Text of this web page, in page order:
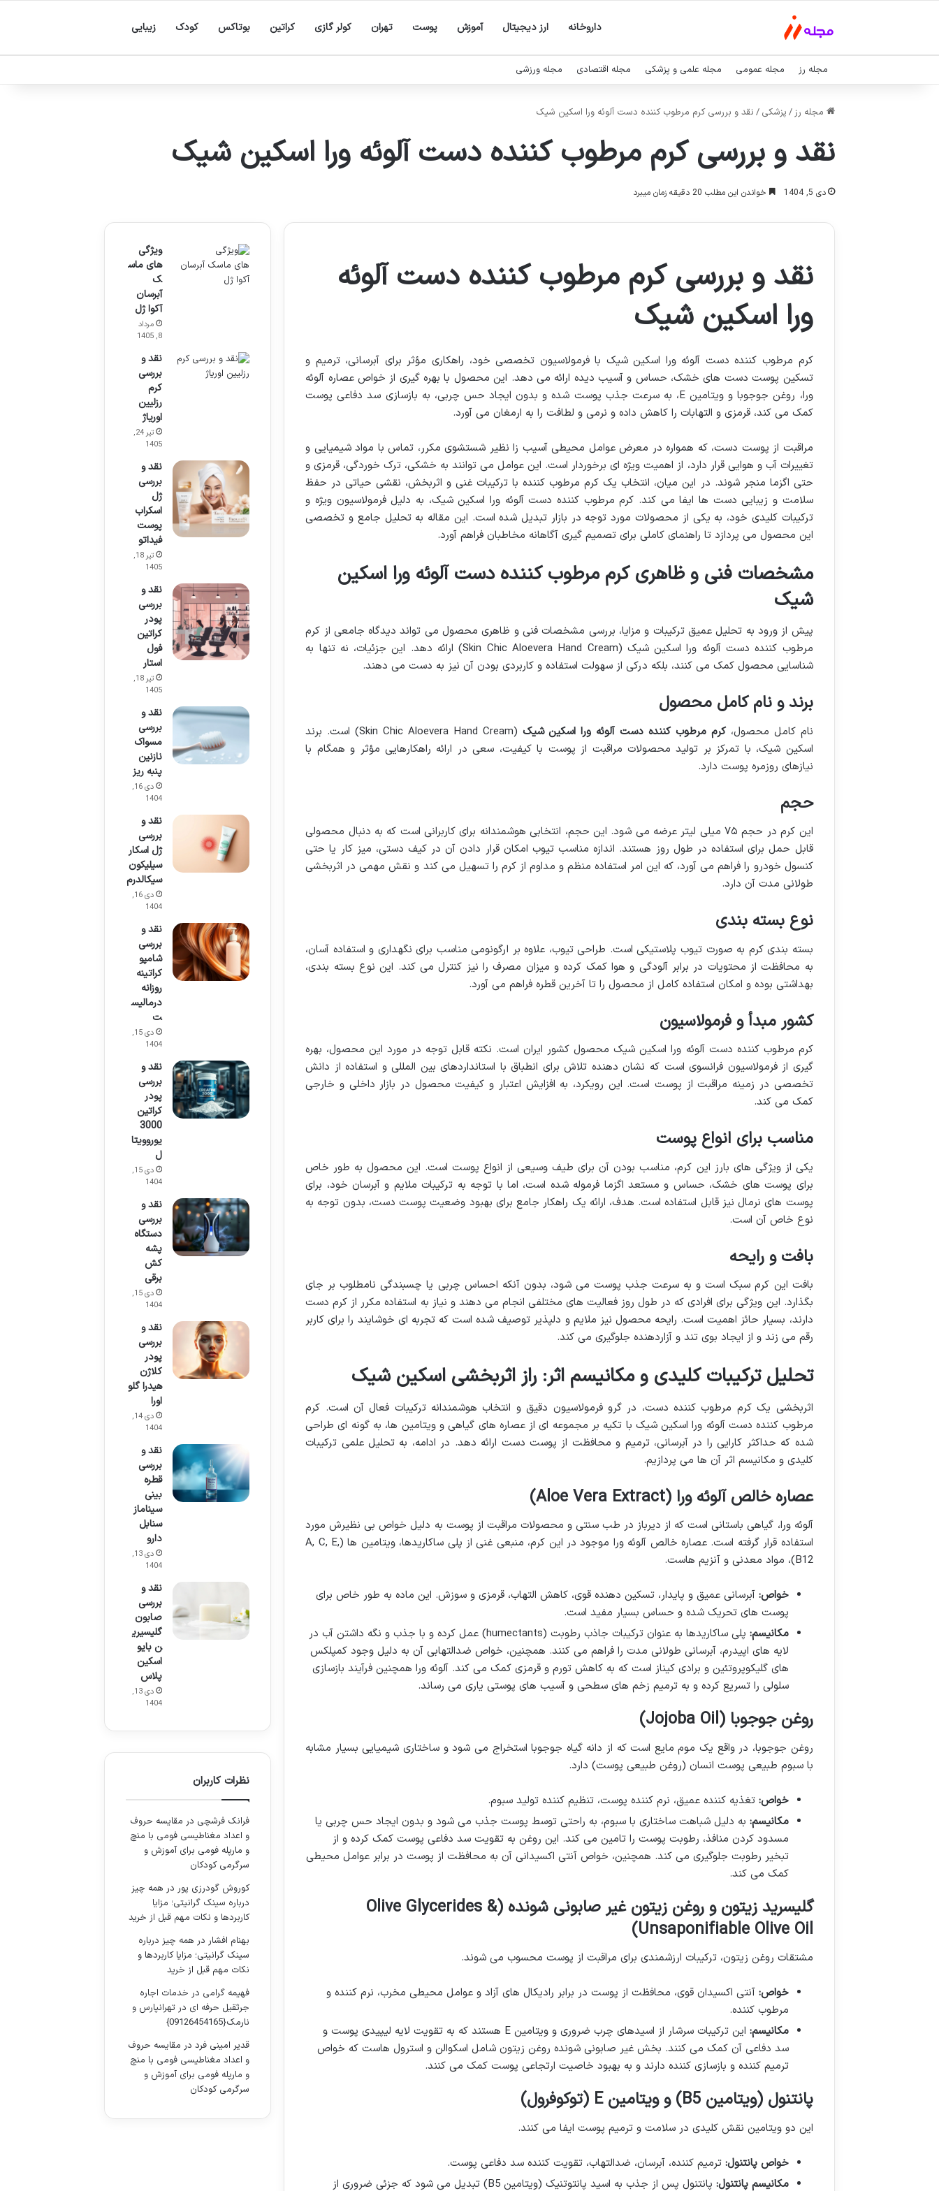
داروخانه ارز دیجیتال آموزش پوست تهران کولر گازی کراتین بوتاکس کودک زیبایی
مجله رز مجله عمومی مجله علمی و پزشکی مجله اقتصادی مجله ورزشی
مجله رز/ پزشکی / نقد و بررسی کرم مرطوب کننده دست آلوئه ورا اسکین شیک
نقد و بررسی کرم مرطوب کننده دست آلوئه ورا اسکین شیک
دی 5, 1404 خواندن این مطلب 20 دقیقه زمان میبرد
نقد و بررسی کرم مرطوب کننده دست آلوئه
ورا اسکین شیک
کرم مرطوب کننده دست آلوئه ورا اسکین شیک با فرمولاسیون تخصصی خود، راهکاری مؤثر برای آبرسانی، ترمیم و
تسکین پوست دست های خشک، حساس و آسیب دیده ارائه می دهد. این محصول با بهره گیری از خواص عصاره آلوئه
ورا، روغن جوجوبا و ویتامین E، به سرعت جذب پوست شده و بدون ایجاد حس چربی، به بازسازی سد دفاعی پوست
کمک می کند، قرمزی و التهابات را کاهش داده و نرمی و لطافت را به ارمغان می آورد.
مراقبت از پوست دست، که همواره در معرض عوامل محیطی آسیب زا نظیر شستشوی مکرر، تماس با مواد شیمیایی و
تغییرات آب و هوایی قرار دارد، از اهمیت ویژه ای برخوردار است. این عوامل می توانند به خشکی، ترک خوردگی، قرمزی و
حتی اگزما منجر شوند. در این میان، انتخاب یک کرم مرطوب کننده با ترکیبات غنی و اثربخش، نقشی حیاتی در حفظ
سلامت و زیبایی دست ها ایفا می کند. کرم مرطوب کننده دست آلوئه ورا اسکین شیک، به دلیل فرمولاسیون ویژه و
ترکیبات کلیدی خود، به یکی از محصولات مورد توجه در بازار تبدیل شده است. این مقاله به تحلیل جامع و تخصصی
این محصول می پردازد تا راهنمای کاملی برای تصمیم گیری آگاهانه مخاطبان فراهم آورد.
مشخصات فنی و ظاهری کرم مرطوب کننده دست آلوئه ورا اسکین
شیک
پیش از ورود به تحلیل عمیق ترکیبات و مزایا، بررسی مشخصات فنی و ظاهری محصول می تواند دیدگاه جامعی از کرم
مرطوب کننده دست آلوئه ورا اسکین شیک (Skin Chic Aloevera Hand Cream) ارائه دهد. این جزئیات، نه تنها به
شناسایی محصول کمک می کنند، بلکه درکی از سهولت استفاده و کاربردی بودن آن نیز به دست می دهند.
برند و نام کامل محصول
نام کامل محصول،کرم مرطوب کننده دست آلوئه ورا اسکین شیک
(Skin Chic Aloevera Hand Cream) است. برند
اسکین شیک، با تمرکز بر تولید محصولات مراقبت از پوست با کیفیت، سعی در ارائه راهکارهایی مؤثر و همگام با
نیازهای روزمره پوست دارد.
حجم
این کرم در حجم ۷۵ میلی لیتر عرضه می شود. این حجم، انتخابی هوشمندانه برای کاربرانی است که به دنبال محصولی
قابل حمل برای استفاده در طول روز هستند. اندازه مناسب تیوب امکان قرار دادن آن در کیف دستی، میز کار یا حتی
کنسول خودرو را فراهم می آورد، که این امر استفاده منظم و مداوم از کرم را تسهیل می کند و نقش مهمی در اثربخشی
طولانی مدت آن دارد.
نوع بسته بندی
بسته بندی کرم به صورت تیوب پلاستیکی است. طراحی تیوب، علاوه بر ارگونومی مناسب برای نگهداری و استفاده آسان،
به محافظت از محتویات در برابر آلودگی و هوا کمک کرده و میزان مصرف را نیز کنترل می کند. این نوع بسته بندی،
بهداشتی بوده و امکان استفاده کامل از محصول را تا آخرین قطره فراهم می آورد.
کشور مبدأ و فرمولاسیون
کرم مرطوب کننده دست آلوئه ورا اسکین شیک محصول کشور ایران است. نکته قابل توجه در مورد این محصول، بهره
گیری از فرمولاسیون فرانسوی است که نشان دهنده تلاش برای انطباق با استانداردهای بین المللی و استفاده از دانش
تخصصی در زمینه مراقبت از پوست است. این رویکرد، به افزایش اعتبار و کیفیت محصول در بازار داخلی و خارجی
کمک می کند.
مناسب برای انواع پوست
یکی از ویژگی های بارز این کرم، مناسب بودن آن برای طیف وسیعی از انواع پوست است. این محصول به طور خاص
برای پوست های خشک، حساس و مستعد اگزما فرموله شده است، اما با توجه به ترکیبات ملایم و آبرسان خود، برای
پوست های نرمال نیز قابل استفاده است. هدف، ارائه یک راهکار جامع برای بهبود وضعیت پوست دست، بدون توجه به
نوع خاص آن است.
بافت و رایحه
بافت این کرم سبک است و به سرعت جذب پوست می شود، بدون آنکه احساس چربی یا چسبندگی نامطلوب بر جای
بگذارد. این ویژگی برای افرادی که در طول روز فعالیت های مختلفی انجام می دهند و نیاز به استفاده مکرر از کرم دست
دارند، بسیار حائز اهمیت است. رایحه محصول نیز ملایم و دلپذیر توصیف شده است که تجربه ای خوشایند را برای کاربر
رقم می زند و از ایجاد بوی تند و آزاردهنده جلوگیری می کند.
تحلیل ترکیبات کلیدی و مکانیسم اثر: راز اثربخشی اسکین شیک
اثربخشی یک کرم مرطوب کننده دست، در گرو فرمولاسیون دقیق و انتخاب هوشمندانه ترکیبات فعال آن است. کرم
مرطوب کننده دست آلوئه ورا اسکین شیک با تکیه بر مجموعه ای از عصاره های گیاهی و ویتامین ها، به گونه ای طراحی
شده که حداکثر کارایی را در آبرسانی، ترمیم و محافظت از پوست دست ارائه دهد. در ادامه، به تحلیل علمی ترکیبات
کلیدی و مکانیسم اثر آن ها می پردازیم.
عصاره خالص آلوئه ورا (Aloe Vera Extract)
آلوئه ورا، گیاهی باستانی است که از دیرباز در طب سنتی و محصولات مراقبت از پوست به دلیل خواص بی نظیرش مورد
استفاده قرار گرفته است. عصاره خالص آلوئه ورا موجود در این کرم، منبعی غنی از پلی ساکاریدها، ویتامین ها (A, C, E,
B12)، مواد معدنی و آنزیم هاست.
خواص: آبرسانی عمیق و پایدار، تسکین دهنده قوی، کاهش التهاب، قرمزی و سوزش. این ماده به طور خاص برای
پوست های تحریک شده و حساس بسیار مفید است.
مکانیسم:
پلی ساکاریدها به عنوان ترکیبات جاذب رطوبت (humectants) عمل کرده و با جذب و نگه داشتن آب در
لایه های اپیدرم، آبرسانی طولانی مدت را فراهم می کنند. همچنین، خواص ضدالتهابی آن به دلیل وجود کمپلکس
های گلیکوپروتئین و برادی کیناز است که به کاهش تورم و قرمزی کمک می کند. آلوئه ورا همچنین فرآیند بازسازی
سلولی را تسریع کرده و به ترمیم زخم های سطحی و آسیب های پوستی یاری می رساند.
روغن جوجوبا (Jojoba Oil)
روغن جوجوبا، در واقع یک موم مایع است که از دانه گیاه جوجوبا استخراج می شود و ساختاری شیمیایی بسیار مشابه
با سبوم طبیعی پوست انسان (روغن طبیعی پوست) دارد.
خواص: تغذیه کننده عمیق، نرم کننده پوست، تنظیم کننده تولید سبوم.
مکانیسم: به دلیل شباهت ساختاری با سبوم، به راحتی توسط پوست جذب می شود و بدون ایجاد حس چربی یا
مسدود کردن منافذ، رطوبت پوست را تامین می کند. این روغن به تقویت سد دفاعی پوست کمک کرده و از
تبخیر رطوبت جلوگیری می کند. همچنین، خواص آنتی اکسیدانی آن به محافظت از پوست در برابر عوامل محیطی
کمک می کند.
گلیسرید زیتون و روغن زیتون غیر صابونی شونده (Olive Glycerides &
Unsaponifiable Olive Oil)
مشتقات روغن زیتون، ترکیبات ارزشمندی برای مراقبت از پوست محسوب می شوند.
خواص: آنتی اکسیدان قوی، محافظت از پوست در برابر رادیکال های آزاد و عوامل محیطی مخرب، نرم کننده و
مرطوب کننده.
مکانیسم:
این ترکیبات سرشار از اسیدهای چرب ضروری و ویتامین E هستند که به تقویت لایه لیپیدی پوست و
سد دفاعی آن کمک می کنند. بخش غیر صابونی شونده روغن زیتون شامل اسکوالن و استرول هاست که خواص
ترمیم کننده و بازسازی کننده دارند و به بهبود خاصیت ارتجاعی پوست کمک می کنند.
پانتنول (ویتامین B5) و ویتامین E (توکوفرول)
این دو ویتامین نقش کلیدی در سلامت و ترمیم پوست ایفا می کنند.
خواص پانتنول: ترمیم کننده، آبرسان، ضدالتهاب، تقویت کننده سد دفاعی پوست.
مکانیسم پانتنول:
پانتنول پس از جذب به اسید پانتوتنیک (ویتامین B5) تبدیل می شود که جزئی ضروری از
ویژگی
های ماس
ک
آبرسان
آکوا ژل
مرداد
8, 1405
نقد و
بررسی
کرم
رزلیین
اوریاژ
تیر 24,
1405
نقد و
بررسی
ژل
اسکراب
پوست
فیداتو
تیر 18,
1405
نقد و
بررسی
پودر
کراتین
فول
استار
تیر 18,
1405
نقد و
بررسی
مسواک
نازنین
پنبه ریز
دی 16,
1404
نقد و
بررسی
ژل اسکار
سیلیکون
سیکالدرم
دی 16,
1404
نقد و
بررسی
شامپو
کراتینه
روزانه
درمالیس
ت
دی 15,
1404
نقد و
بررسی
پودر
کراتین
3000
یوروویتا
ل
دی 15,
1404
نقد و
بررسی
دستگاه
پشه
کش
برقی
دی 15,
1404
نقد و
بررسی
پودر
کلاژن
هیدرا گلو
اورا
دی 14,
1404
نقد و
بررسی
قطره
بینی
سیناماز
سنابل
دارو
دی 13,
1404
نقد و
بررسی
صابون
گلیسیری
ن بایو
اسکین
پلاس
دی 13,
1404
نظرات کاربران
فرانک فرشچی در مقایسه حروف
و اعداد مغناطیسی فومی با منچ
و مارپله فومی برای آموزش و
سرگرمی کودکان
کوروش گودرزی پوردر همه چیز
درباره سینک گرانیتی؛ مزایا
کاربردها و نکات مهم قبل از خرید
بهنام افشاردر همه چیز درباره
سینک گرانیتی؛ مزایا کاربردها و
نکات مهم قبل از خرید
فهیمه گرامی در خدمات اجاره
جرثقیل حرفه ای در تهرانپارس و
نارمک{09126454165}
قدیر امینی فرددر مقایسه حروف
و اعداد مغناطیسی فومی با منچ
و مارپله فومی برای آموزش و
سرگرمی کودکان